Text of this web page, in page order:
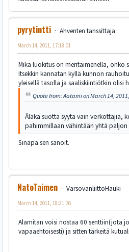
pyrytintti
Ahventen tanssittaja
March 14, 2011, 17:18:01
Mikä luokitus on meritaimenella, onko
Itsekkin kannatan kyllä kunnon
yleisellä tasolla ja saaliskiintiötkin olisi
Quote from: Aatami on March 14,
Äläkä suotta syytä vain verkottajia,
pahimmillaan vähintään yhtä
Sinäpä sen sanoit.
NatoTaimen
VarsovanliittoHauki
March 14, 2011, 18:21:36
Alamitan voisi nostaa 60 senttiin(jota
vapaaehtoisesti) ja sitten tärkeitä